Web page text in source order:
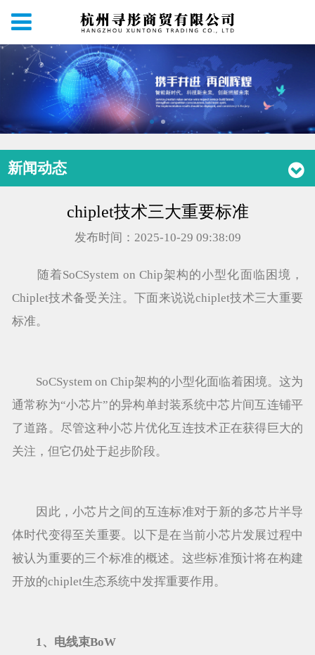
新闻动态
chiplet技术三大重要标准
发布时间：2025-10-29 09:38:09
随着SoCSystem on Chip架构的小型化面临困境，
Chiplet技术备受关注。下面来说说chiplet技术三大重要
标准。
SoCSystem on Chip架构的小型化面临着困境。这为
通常称为“小芯片”的异构单封装系统中芯片间互连铺平
了道路。尽管这种小芯片优化互连技术正在获得巨大的
关注，但它仍处于起步阶段。
因此，小芯片之间的互连标准对于新的多芯片半导
体时代变得至关重要。以下是在当前小芯片发展过程中
被认为重要的三个标准的概述。这些标准预计将在构建
开放的chiplet生态系统中发挥重要作用。
1、电线束BoW